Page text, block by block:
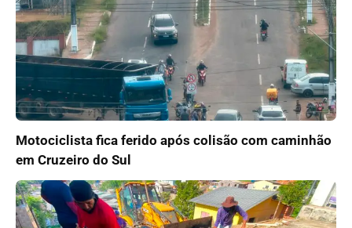
Motociclista fica ferido após colisão com caminhão
em Cruzeiro do Sul